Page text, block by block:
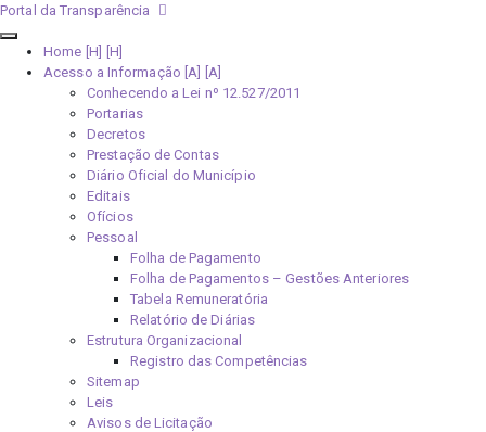
Portal da Transparência
Home [H]
Acesso a Informação [A]
Conhecendo a Lei nº 12.527/2011
Portarias
Decretos
Prestação de Contas
Diário Oficial do Município
Editais
Ofícios
Pessoal
Folha de Pagamento
Folha de Pagamentos – Gestões Anteriores
Tabela Remuneratória
Relatório de Diárias
Estrutura Organizacional
Registro das Competências
Sitemap
Leis
Avisos de Licitação